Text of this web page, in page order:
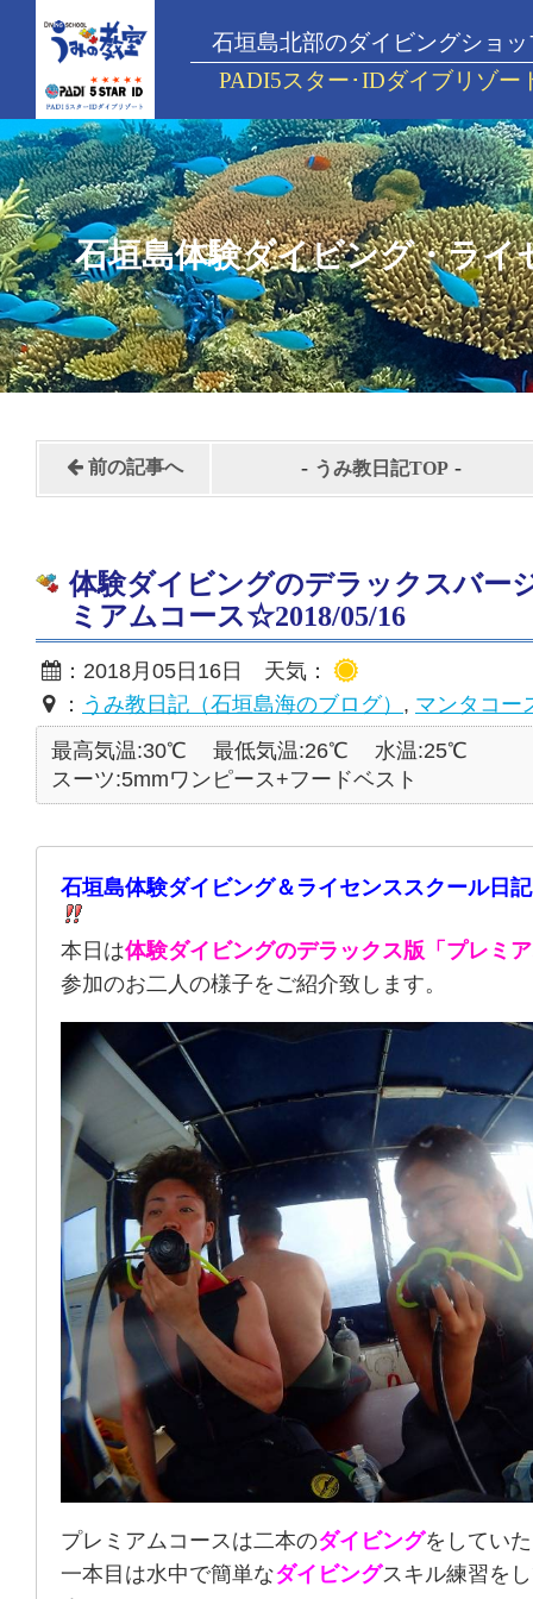
石垣島北部のダイビングショッ
PADI5スター･IDダイブリゾー
石垣島体験ダイビング・ライ
前の記事へ - うみ教日記TOP -
体験ダイビングのデラックスバー
ミアムコース☆2018/05/16
：2018月05日16日 天気：
： うみ教日記（石垣島海のブログ） , マンタコー
最高気温:30℃
最低気温:26℃
水温:25℃
スーツ:5mmワンピース+フードベスト
石垣島体験ダイビング＆ライセンススクール日記
本日は体験ダイビングのデラックス版「プレミ
参加のお二人の様子をご紹介致します。
プレミアムコースは二本のダイビングをしてい
一本目は水中で簡単なダイビングスキル練習を